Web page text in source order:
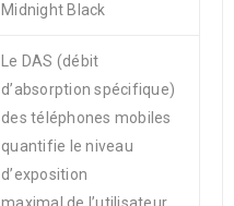
Midnight Black
Le DAS (débit
d’absorption spécifique)
des téléphones mobiles
quantifie le niveau
d’exposition